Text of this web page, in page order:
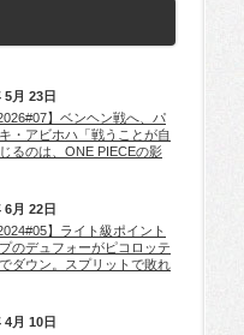
5月 23日
】ベンヘン戦へ、パ
・アビホハ「戦うことが自
るのは、ONE PIECEの影
6月 22日
】ライト級ポイント
のデュフォーがピコロッテ
ダウン。スプリットで敗れ
4月 10日